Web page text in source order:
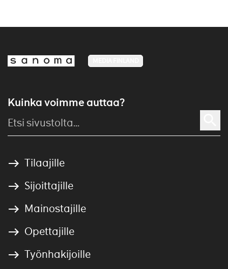
Kuinka voimme auttaa?
Tilaajille
Sijoittajille
Mainostajille
Opettajille
Työnhakijoille